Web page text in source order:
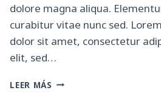
dolore magna aliqua.
curabitur vitae nunc sed.
dolor sit amet, consectetur
elit, sed…
LEER MÁS MARKETING